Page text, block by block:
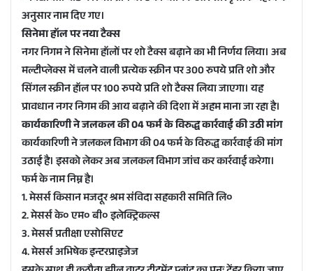
अनुसार नाम दिए गए।
सिनेमा हॉल पर नया टैक्स
नगर निगम ने सिनेमा हॉलों पर शो टैक्स बढ़ाने का भी निर्णय लिया। अब
मल्टीप्लेक्स में चलने वाली प्रत्येक स्क्रीन पर 300 रुपये प्रति शो और
सिंगल स्क्रीन हॉल पर 100 रुपये प्रति शो टैक्स लिया जाएगा। यह
प्रावधान नगर निगम की आय बढ़ाने की दिशा में अहम माना जा रहा है।
कार्यकारिणी ने जलकल की 04 फर्म के विरुद्ध कार्रवाई की उठी मांग
कार्यकारिणी ने जलकल विभाग की 04 फर्म के विरुद्ध कार्रवाई की मांग
उठाई है। इसको लेकर अब जलकल विभाग जांच कर कार्रवाई करेगा।
फर्म के नाम निम्न है।
1. मेसर्स किसान मजदूर श्रम संविदा सहकारी समिति लि०
2. मेसर्स के० एम० बी० इलेक्ट्रिकल्स
3. मेसर्स प्रतीक्षा एसोसिएट
4. मेसर्स अभिषेक इन्टरप्राइजेज